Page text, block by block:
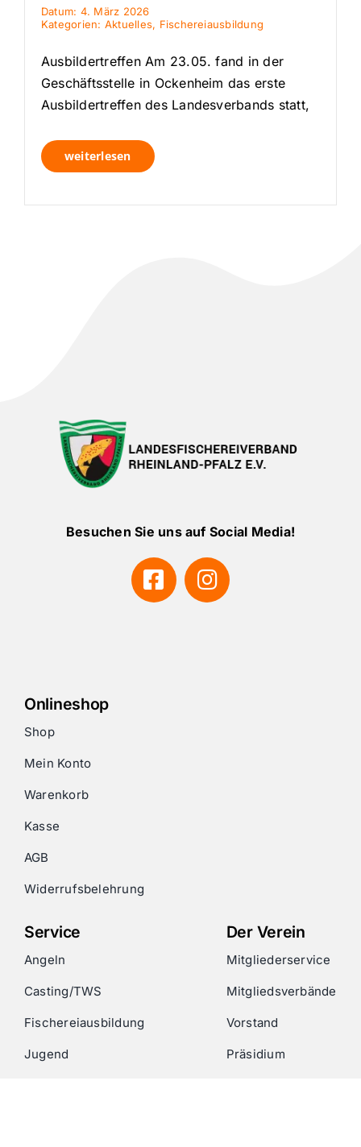
Datum: 4. März 2026
Kategorien: Aktuelles, Fischereiausbildung
Ausbildertreffen Am 23.05. fand in der
Geschäftsstelle in Ockenheim das erste
Ausbildertreffen des Landesverbands statt,
weiterlesen
Besuchen Sie uns auf Social Media!
Onlineshop
Shop
Mein Konto
Warenkorb
Kasse
AGB
Widerrufsbelehrung
Service
Angeln
Casting/TWS
Fischereiausbildung
Jugend
Der Verein
Mitgliederservice
Mitgliedsverbände
Vorstand
Präsidium